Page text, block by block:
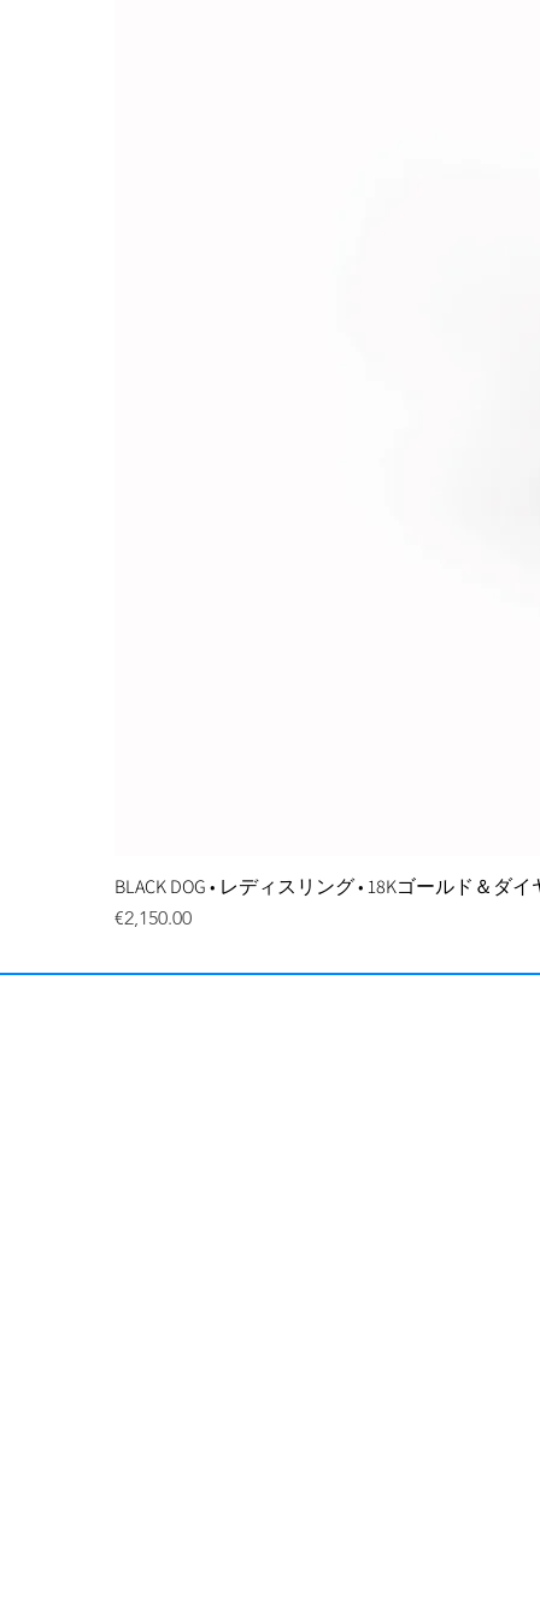
BLACK DOG • レディスリング • 18Kゴールド＆ダ
価格
€2,150.00